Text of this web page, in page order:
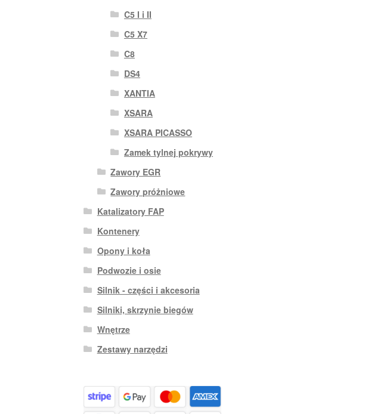
C5 I i II
C5 X7
C8
DS4
XANTIA
XSARA
XSARA PICASSO
Zamek tylnej pokrywy
Zawory EGR
Zawory próżniowe
Katalizatory FAP
Kontenery
Opony i koła
Podwozie i osie
Silnik - części i akcesoria
Silniki, skrzynie biegów
Wnętrze
Zestawy narzędzi